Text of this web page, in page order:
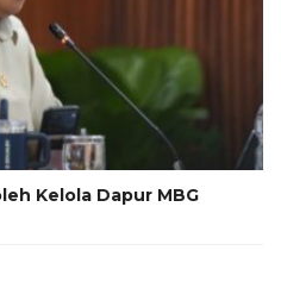
Kelola Dapur MBG